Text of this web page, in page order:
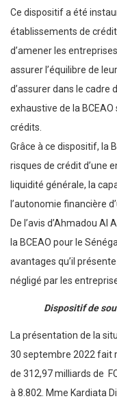
Ce dispositif a été
établissements de
d’amener les
assurer l’équilibre de
d’assurer dans le cadre
exhaustive de la
crédits.
Grâce à ce dispositif, la
risques de crédit d’une
liquidité générale, la
l’autonomie financière
De l’avis d’Ahmadou
la BCEAO pour le
avantages qu’il
négligé par les
Dispositif de
La présentation de la
30 septembre 2022 fait
de 312,97 milliards de
à 8.802. Mme Kardiata